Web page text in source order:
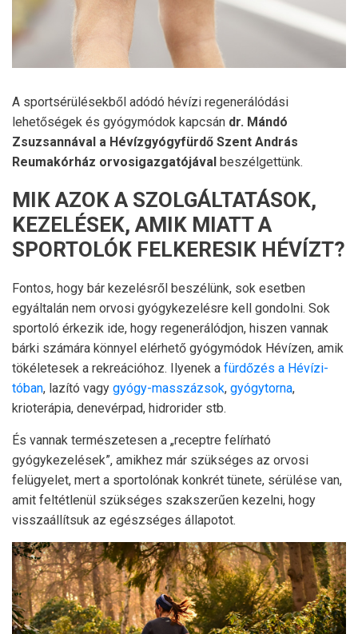
A sportsérülésekből adódó hévízi regenerálódási
lehetőségek és gyógymódok kapcsán dr. Mándó
Zsuzsannával a Hévízgyógyfürdő Szent András
Reumakórház orvosigazgatójával beszélgettünk.
MIK AZOK A SZOLGÁLTATÁSOK,
KEZELÉSEK, AMIK MIATT A
SPORTOLÓK FELKERESIK HÉVÍZT?
Fontos, hogy bár kezelésről beszélünk, sok esetben
egyáltalán nem orvosi gyógykezelésre kell gondolni. Sok
sportoló érkezik ide, hogy regenerálódjon, hiszen vannak
bárki számára könnyel elérhető gyógymódok Hévízen, amik
tökéletesek a rekreációhoz. Ilyenek a fürdőzés a Hévízi-
tóban, lazító vagy gyógy-masszázsok, gyógytorna,
krioterápia, denevérpad, hidrorider stb.
És vannak természetesen a „receptre felírható
gyógykezelések”, amikhez már szükséges az orvosi
felügyelet, mert a sportolónak konkrét tünete, sérülése van,
amit feltétlenül szükséges szakszerűen kezelni, hogy
visszaállítsuk az egészséges állapotot.